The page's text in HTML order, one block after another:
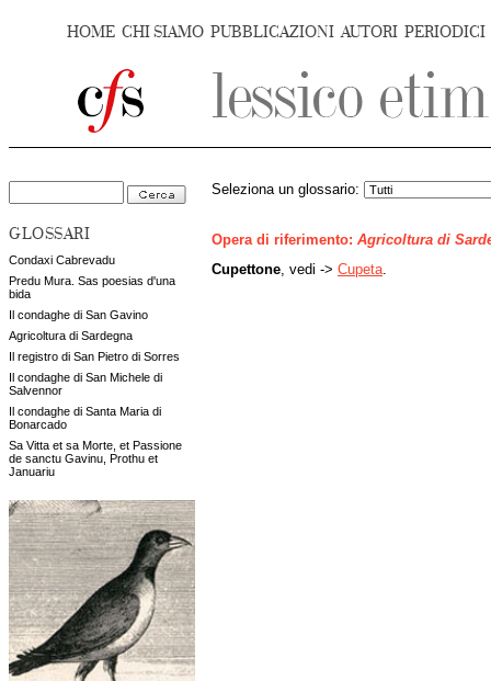
HOME CHI SIAMO PUBBLICAZIONI AUTORI PERIODICI
GLOSSARI
Condaxi Cabrevadu
Predu Mura. Sas poesias d'una
bida
Il condaghe di San Gavino
Agricoltura di Sardegna
Il registro di San Pietro di Sorres
Il condaghe di San Michele di
Salvennor
Il condaghe di Santa Maria di
Bonarcado
Sa Vitta et sa Morte, et Passione
de sanctu Gavinu, Prothu et
Januariu
Seleziona un glossario:
Opera di riferimento: Agricoltura di
Cupettone , vedi -> Cupeta